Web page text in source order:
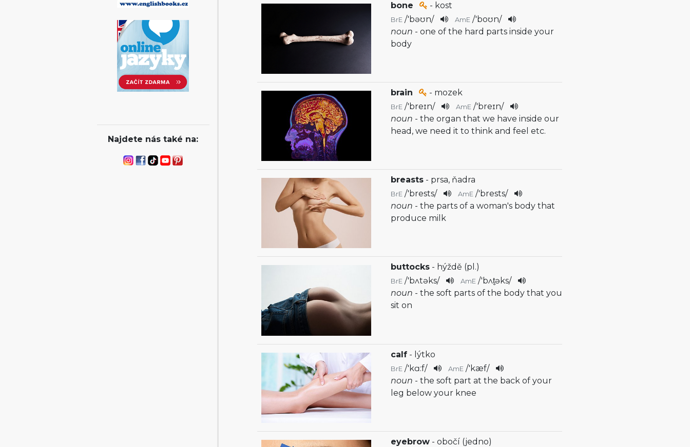
Najdete nás také na:
bone - kost
BrE /'bəʊn/ AmE /'boʊn/
noun - one of the hard parts inside your
body
brain - mozek
BrE /'breɪn/ AmE /'breɪn/
noun - the organ that we have inside our
head, we need it to think and feel etc.
breasts - prsa, ňadra
BrE /'brests/ AmE /'brests/
noun - the parts of a woman's body that
produce milk
buttocks - hýždě (pl.)
BrE /'bʌtəks/ AmE /'bʌt̬əks/
noun - the soft parts of the body that you
sit on
calf - lýtko
BrE /'kɑ:f/ AmE /'kæf/
noun - the soft part at the back of your
leg below your knee
eyebrow - obočí (jedno)